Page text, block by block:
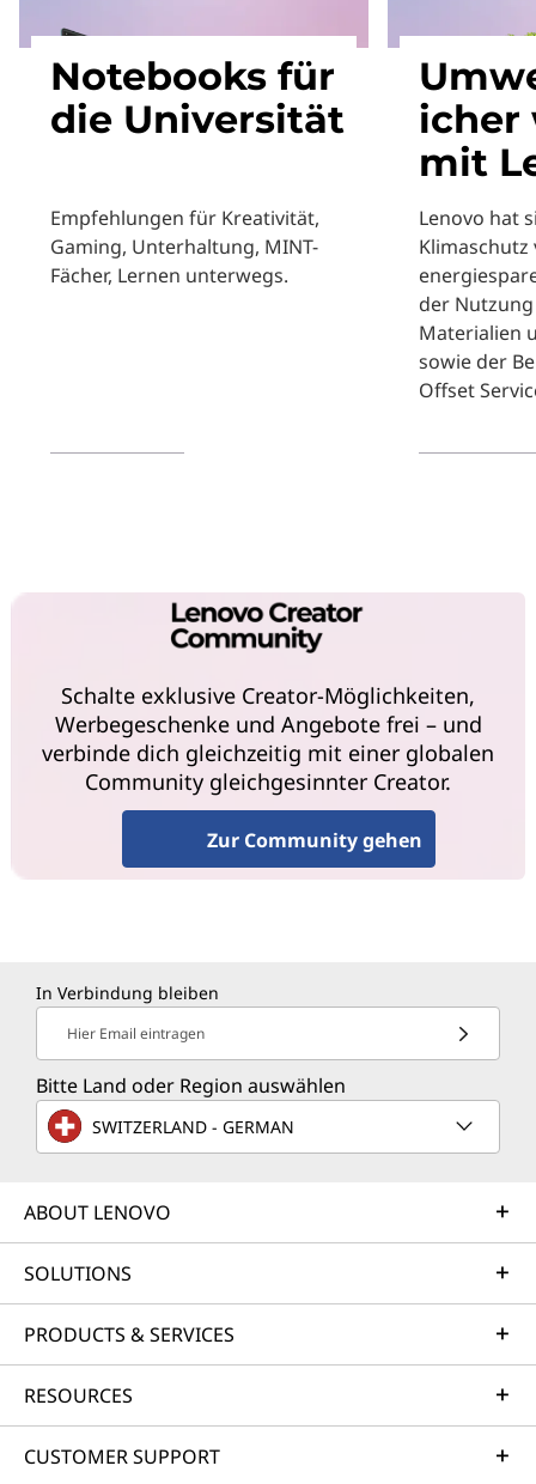
Notebooks für
die Universität
Empfehlungen für Kreativität,
Gaming, Unterhaltung, MINT-
Fächer, Lernen unterwegs.
icher
mit
Lenovo hat
der
Materialien
sowie der
Offset
Schalte exklusive Creator-Möglichkeiten,
Werbegeschenke und Angebote frei – und
verbinde dich gleichzeitig mit einer globalen
Community gleichgesinnter Creator.
Zur Community gehen
In Verbindung bleiben
Hier Email eintragen
Bitte Land oder Region auswählen
SWITZERLAND - GERMAN
ABOUT LENOVO
SOLUTIONS
PRODUCTS & SERVICES
RESOURCES
CUSTOMER SUPPORT